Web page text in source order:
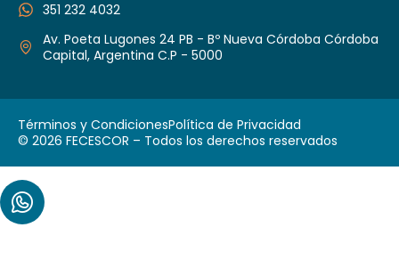
351 232 4032
Av. Poeta Lugones 24 PB - Bº Nueva Córdoba Córdoba
Capital, Argentina C.P - 5000
© 2026 FECESCOR – Todos los derechos reservados
Términos y CondicionesPolítica de Privacidad